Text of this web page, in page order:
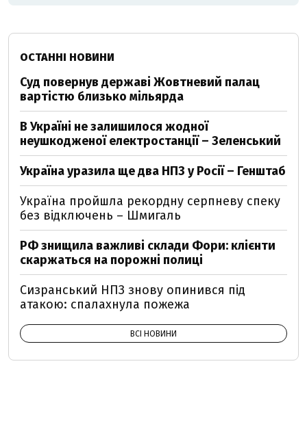
ОСТАННІ НОВИНИ
Суд повернув державі Жовтневий палац
вартістю близько мільярда
В Україні не залишилося жодної
неушкодженої електростанції – Зеленський
Україна уразила ще два НПЗ у Росії – Генштаб
Україна пройшла рекордну серпневу спеку
без відключень – Шмигаль
РФ знищила важливі склади Фори: клієнти
скаржаться на порожні полиці
Сизранський НПЗ знову опинився під
атакою: спалахнула пожежа
ВСІ НОВИНИ